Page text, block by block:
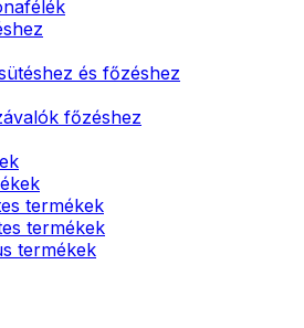
és főzéshez
főzéshez
termékek
termékek
termékek